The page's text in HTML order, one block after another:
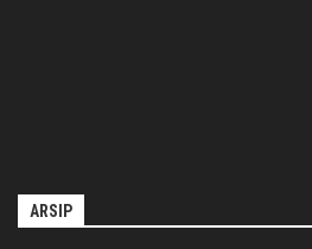
ARSIP